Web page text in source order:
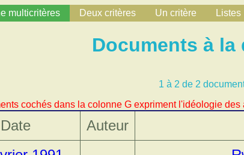
multicritères Deux critères Un critère Listes
Documents à la
1 à 2 de 2
cochés dans la colonne G expriment l'idéologie
Date Auteur